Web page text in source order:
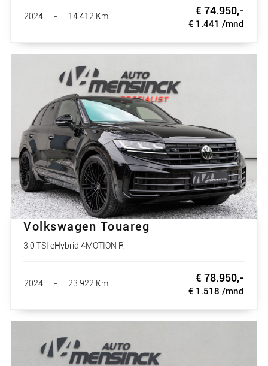
2024 - 14.412 Km € 74.950,-
€ 1.441 /mnd
Volkswagen Touareg
3.0 TSI eHybrid 4MOTION R
2024 - 23.922 Km € 78.950,-
€ 1.518 /mnd